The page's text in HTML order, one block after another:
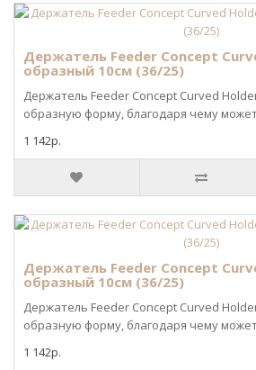
Держатель Feeder Concept
образный 10см (36/25)
Держатель Feeder Concept Curved
образную форму, благодаря чему
1 142р.
Держатель Feeder Concept
образный 10см (36/25)
Держатель Feeder Concept Curved
образную форму, благодаря чему
1 142р.